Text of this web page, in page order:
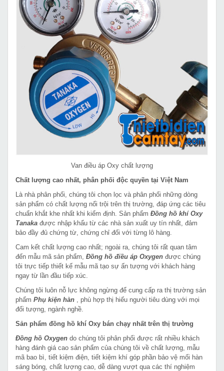
Van điều áp Oxy chất lượng
Chất lượng cao nhất, phân phối độc quyền tại Việt Nam
Là nhà phân phối, chúng tôi chọn lọc và phân phối những dòng
sản phẩm có chất lượng nổi trội trên thị trường, đáp ứng các tiêu
chuẩn khắt khe nhất khi kiểm định. Sản phẩm Đồng hồ khí Oxy
Tanaka được nhập khẩu từ các nhà sản xuất uy tín nhất, đảm
bảo đầy đủ chứng từ, chứng chỉ đối với từng lô hàng.
Cam kết chất lượng cao nhất; ngoài ra, chúng tôi rất quan tâm
đến mẫu mã sản phẩm, Đồng hồ điều áp Oxygen được chúng
tôi trực tiếp thiết kế mẫu mã tạo sự ấn tượng với khách hàng
ngay từ lần đầu tiếp xúc.
Chúng tôi luôn nỗ lực không ngừng để cung cấp ra thị trường sản
phẩm Phụ kiện hàn , phù hợp thị hiếu người tiêu dùng với mọi
đối tượng, ngành nghề.
Sản phẩm đồng hồ khí Oxy bán chạy nhất trên thị trường
Đồng hồ Oxygen do chúng tôi phân phối được rất nhiều khách
hàng đánh giá cao sản phẩm của chúng tôi về chất lượng, mẫu
mã bao bì, tiết kiệm điện, tiết kiệm khí góp phần bảo vệ mối hàn
sáng bóng, chất lượng cao, dễ dàng vượt qua các thí nghiệm